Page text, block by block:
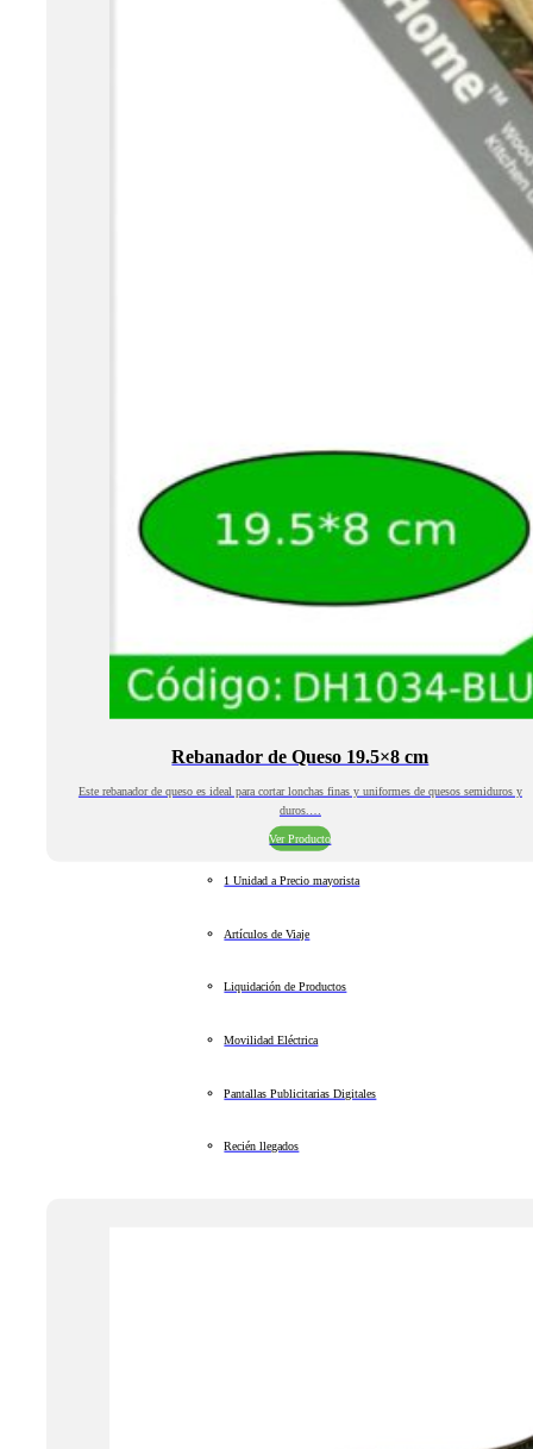
Rebanador de Queso 19.5×8 cm
Este rebanador de queso es ideal para cortar lonchas finas y uniformes de quesos semiduros y
duros.…
Ver Producto
1 Unidad a Precio mayorista
Artículos de Viaje
Liquidación de Productos
Movilidad Eléctrica
Pantallas Publicitarias Digitales
Recién llegados